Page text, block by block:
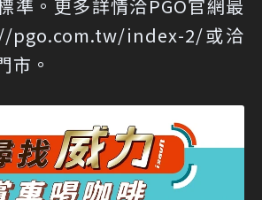
準。更多詳情洽PGO官網最
pgo.com.tw/index-2/或洽
市。